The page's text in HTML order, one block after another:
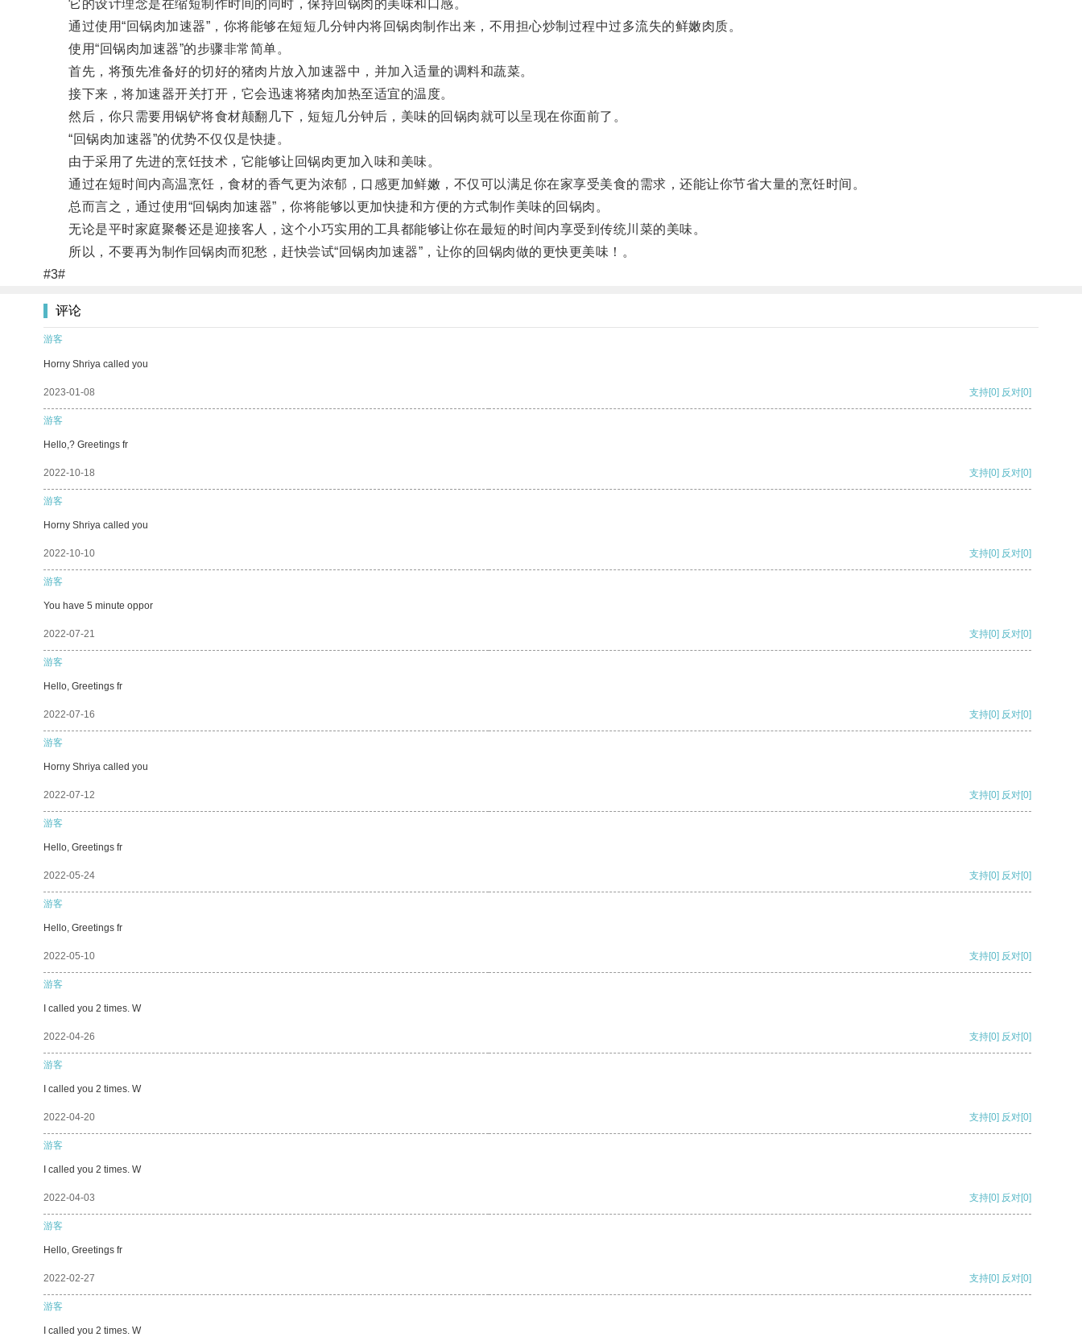
它的设计理念是在缩短制作时间的同时，保持回锅肉的美味和口感。
通过使用“回锅肉加速器”，你将能够在短短几分钟内将回锅肉制作出来，不用担心炒制过程中过多流失的鲜嫩肉质。
使用“回锅肉加速器”的步骤非常简单。
首先，将预先准备好的切好的猪肉片放入加速器中，并加入适量的调料和蔬菜。
接下来，将加速器开关打开，它会迅速将猪肉加热至适宜的温度。
然后，你只需要用锅铲将食材颠翻几下，短短几分钟后，美味的回锅肉就可以呈现在你面前了。
“回锅肉加速器”的优势不仅仅是快捷。
由于采用了先进的烹饪技术，它能够让回锅肉更加入味和美味。
通过在短时间内高温烹饪，食材的香气更为浓郁，口感更加鲜嫩，不仅可以满足你在家享受美食的需求，还能让你节省大量的烹饪时间。
总而言之，通过使用“回锅肉加速器”，你将能够以更加快捷和方便的方式制作美味的回锅肉。
无论是平时家庭聚餐还是迎接客人，这个小巧实用的工具都能够让你在最短的时间内享受到传统川菜的美味。
所以，不要再为制作回锅肉而犯愁，赶快尝试“回锅肉加速器”，让你的回锅肉做的更快更美味！。
#3#
评论
游客
Horny Shriya called you
2023-01-08 支持[0] 反对[0]
游客
Hello,? Greetings fr
2022-10-18 支持[0] 反对[0]
游客
Horny Shriya called you
2022-10-10 支持[0] 反对[0]
游客
You have 5 minute oppor
2022-07-21 支持[0] 反对[0]
游客
Hello, Greetings fr
2022-07-16 支持[0] 反对[0]
游客
Horny Shriya called you
2022-07-12 支持[0] 反对[0]
游客
Hello, Greetings fr
2022-05-24 支持[0] 反对[0]
游客
Hello, Greetings fr
2022-05-10 支持[0] 反对[0]
游客
I called you 2 times. W
2022-04-26 支持[0] 反对[0]
游客
I called you 2 times. W
2022-04-20 支持[0] 反对[0]
游客
I called you 2 times. W
2022-04-03 支持[0] 反对[0]
游客
Hello, Greetings fr
2022-02-27 支持[0] 反对[0]
游客
I called you 2 times. W